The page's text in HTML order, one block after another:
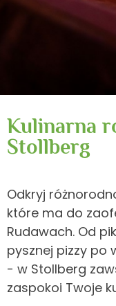
Kulinarna
Stollberg
Odkryj
które ma do
Rudawach. Od
pysznej pizzy po
- w Stollberg
zaspokoi Twoje